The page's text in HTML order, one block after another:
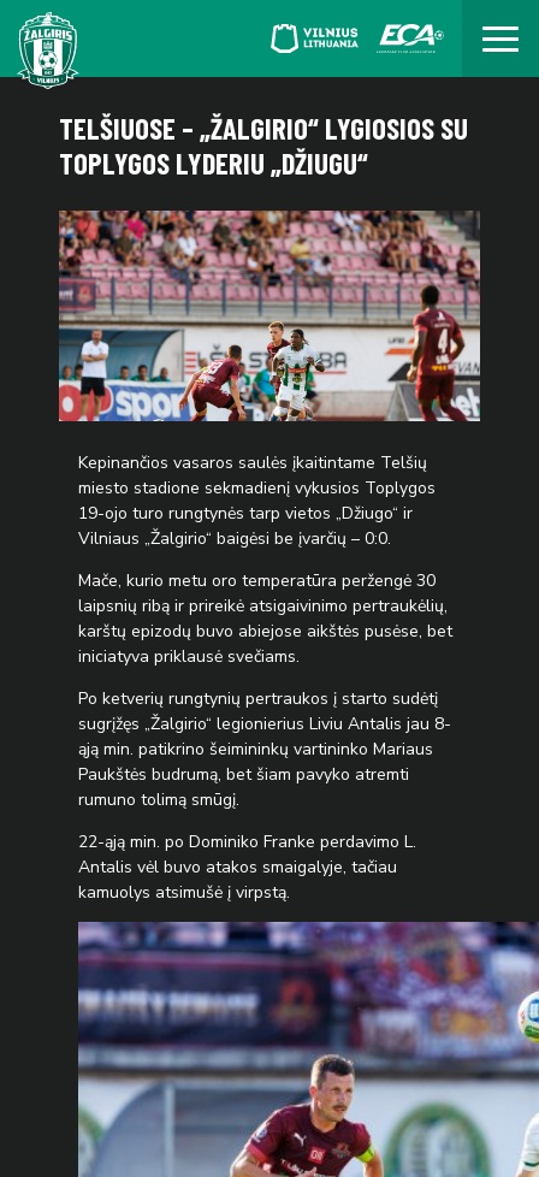
TELŠIUOSE – „ŽALGIRIO“ LYGIOSIOS SU
TOPLYGOS LYDERIU „DŽIUGU“
Kepinančios vasaros saulės įkaitintame Telšių
miesto stadione sekmadienį vykusios Toplygos
19-ojo turo rungtynės tarp vietos „Džiugo“ ir
Vilniaus „Žalgirio“ baigėsi be įvarčių – 0:0.
Mače, kurio metu oro temperatūra peržengė 30
laipsnių ribą ir prireikė atsigaivinimo pertraukėlių,
karštų epizodų buvo abiejose aikštės pusėse, bet
iniciatyva priklausė svečiams.
Po ketverių rungtynių pertraukos į starto sudėtį
sugrįžęs „Žalgirio“ legionierius Liviu Antalis jau 8-
ąją min. patikrino šeimininkų vartininko Mariaus
Paukštės budrumą, bet šiam pavyko atremti
rumuno tolimą smūgį.
22-ąją min. po Dominiko Franke perdavimo L.
Antalis vėl buvo atakos smaigalyje, tačiau
kamuolys atsimušė į virpstą.